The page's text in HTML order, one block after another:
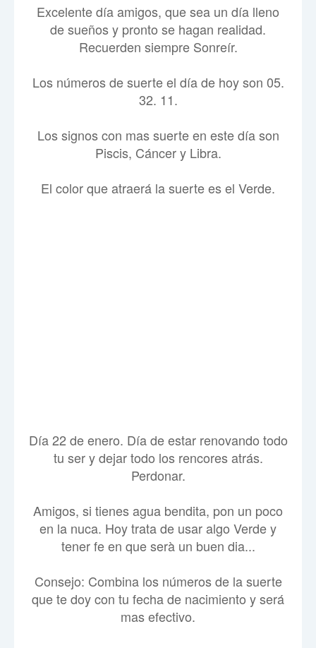
Excelente día amigos, que sea un día lleno
de sueños y pronto se hagan realidad.
Recuerden siempre Sonreír.
Los números de suerte el día de hoy son 05.
32. 11.
Los signos con mas suerte en este día son
Piscis, Cáncer y Libra.
El color que atraerá la suerte es el Verde.
Día 22 de enero. Día de estar renovando todo
tu ser y dejar todo los rencores atrás.
Perdonar.
Amigos, si tienes agua bendita, pon un poco
en la nuca. Hoy trata de usar algo Verde y
tener fe en que serà un buen dia...
Consejo: Combina los números de la suerte
que te doy con tu fecha de nacimiento y será
mas efectivo.